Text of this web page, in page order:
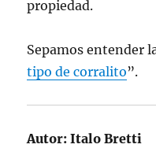
propiedad.
Sepamos entender
tipo de corralito”.
Autor: Italo Bretti